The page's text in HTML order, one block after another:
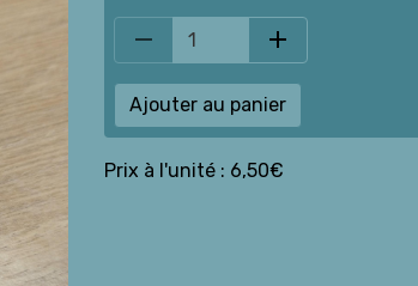
Ajouter au panier
Prix à l'unité : 6,50€